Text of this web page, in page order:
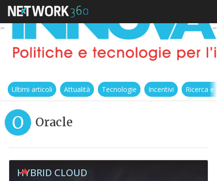
Ultimi articoli Attualità Tecnologie Incentivi Ricerca
O Oracle
HYBRID CLOUD